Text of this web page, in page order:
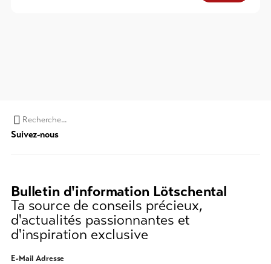
Chaine
de
recherche
moins
3
caractères)
Suivez-nous
Bulletin d'information Lötschental
Ta source de conseils précieux,
d'actualités passionnantes et
d'inspiration exclusive
E-Mail Adresse